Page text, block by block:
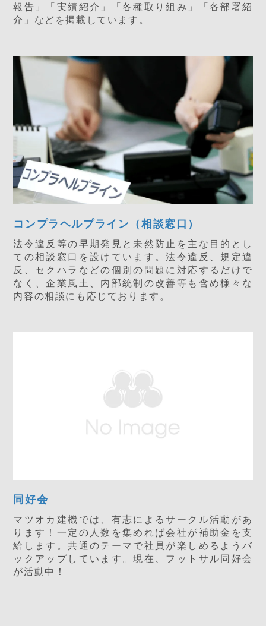
報告」「実績紹介」「各種取り組み」「各部署紹
介」などを掲載しています。
コンプラヘルプライン（相談窓口）
法令違反等の早期発見と未然防止を主な目的とし
ての相談窓口を設けています。法令違反、規定違
反、セクハラなどの個別の問題に対応するだけで
なく、企業風土、内部統制の改善等も含め様々な
内容の相談にも応じております。
同好会
マツオカ建機では、有志によるサークル活動があ
ります！一定の人数を集めれば会社が補助金を支
給します。共通のテーマで社員が楽しめるようバ
ックアップしています。現在、フットサル同好会
が活動中！